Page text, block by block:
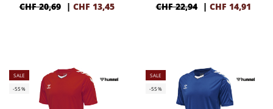
CHF 20,69 | CHF 13,45 CHF 22,94 | CHF 14,91
SALE
-55%
SALE
-55%